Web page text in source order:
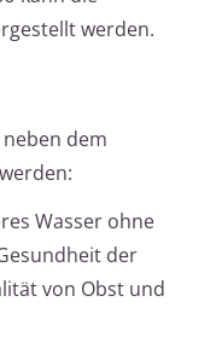
werden.
dem
Wasser ohne
der
von Obst und